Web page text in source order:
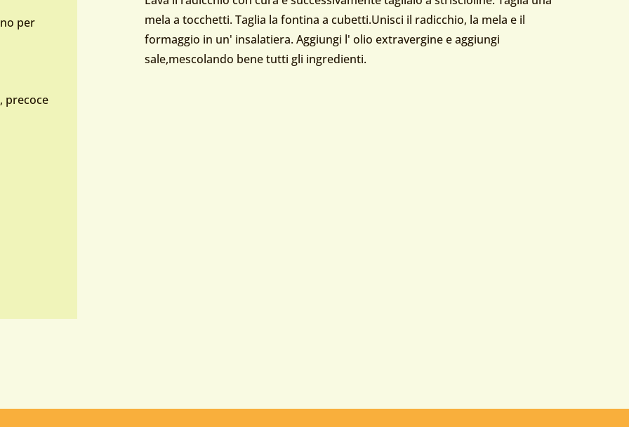
per
precoce
mela a tocchetti. Taglia la fontina a cubetti.Unisci il radicchio, la mela e il
formaggio in un' insalatiera. Aggiungi l' olio extravergine e aggiungi
sale,mescolando bene tutti gli ingredienti.